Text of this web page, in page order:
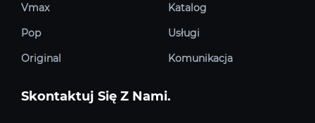
Vmax
Pop
Original
Katalog
Usługi
Komunikacja
Skontaktuj Się Z Nami.